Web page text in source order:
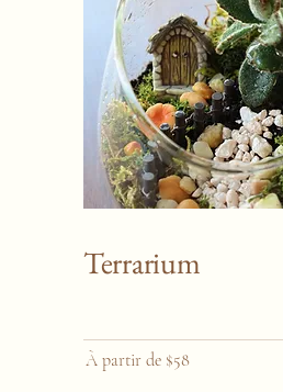
Terrarium
À partir de $58